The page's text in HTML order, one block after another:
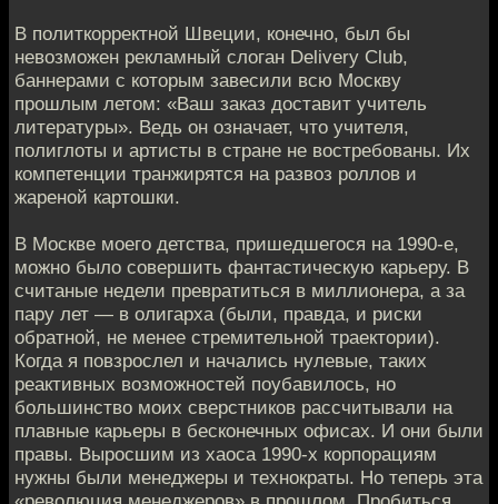
В политкорректной Швеции, конечно, был бы
невозможен рекламный слоган Delivery Club,
баннерами с которым завесили всю Москву
прошлым летом: «Ваш заказ доставит учитель
литературы». Ведь он означает, что учителя,
полиглоты и артисты в стране не востребованы. Их
компетенции транжирятся на развоз роллов и
жареной картошки.
В Москве моего детства, пришедшегося на 1990-е,
можно было совершить фантастическую карьеру. В
считаные недели превратиться в миллионера, а за
пару лет — в олигарха (были, правда, и риски
обратной, не менее стремительной траектории).
Когда я повзрослел и начались нулевые, таких
реактивных возможностей поубавилось, но
большинство моих сверстников рассчитывали на
плавные карьеры в бесконечных офисах. И они были
правы. Выросшим из хаоса 1990-х корпорациям
нужны были менеджеры и технократы. Но теперь эта